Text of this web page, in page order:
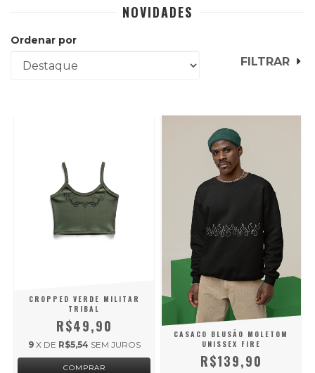
NOVIDADES
Ordenar por
FILTRAR
CROPPED VERDE MILITAR
TRIBAL
R$49,90
9 X DE R$5,54 SEM JUROS
COMPRAR
CASACO BLUSÃO MOLETOM
UNISSEX FIRE
R$139,90